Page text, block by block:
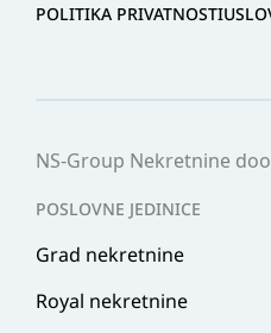
POLITIKA PRIVATNOSTI
NS-Group Nekretnine doo
POSLOVNE JEDINICE
Grad nekretnine
Royal nekretnine